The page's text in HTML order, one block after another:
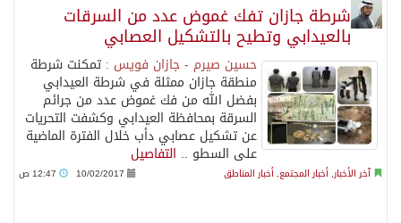
شرطة جازان تفك غموض عدد من السرقات
بالعيدابي وتطيح بالتشكيل العصابي
حسين صيرم - جازان فويس : تمكنت شرطة
منطقة جازان ممثلة في شرطة العيدابي
بفضل الله من فك غموض عدد من جرائم
السرقة بمحافظة العيدابي وكشفت التحريات
عن تشكيل عصابي دأب خلال الفترة الماضية
على السطو .. التفاصيل
آخر الأخبار, أخبار المجتمع, أخبار المناطق 10/02/2017